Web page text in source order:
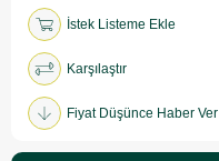
İstek Listeme Ekle
Karşılaştır
Fiyat Düşünce Haber Ver